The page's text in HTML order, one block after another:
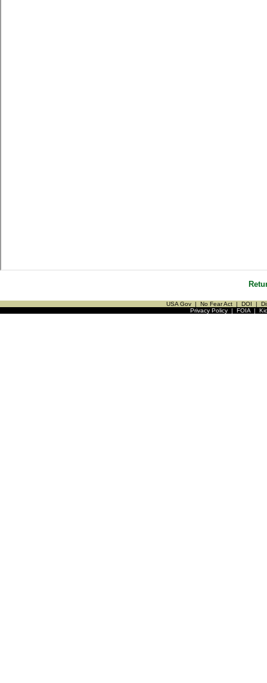
USA Gov | No Fear Act | DOI |
Privacy Policy| FOIA|